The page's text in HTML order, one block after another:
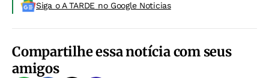
Siga o A TARDE no Google Noticias
Compartilhe essa notícia com seus
amigos